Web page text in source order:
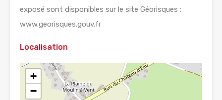
exposé sont disponibles sur le site Géorisques :
www.georisques.gouv.fr
Localisation
+
−